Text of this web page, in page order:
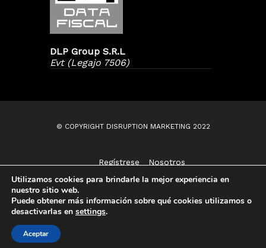
DLP Group S.R.L
Evt (Legajo 7506)
© COPYRIGHT DISRUPTION MARKETING 2022
Regístrese
Nosotros
Utilizamos cookies para brindarle la mejor experiencia en
nuestro sitio web.
Puede obtener más información sobre qué cookies utilizamos o
desactivarlas en settings.
Aceptar